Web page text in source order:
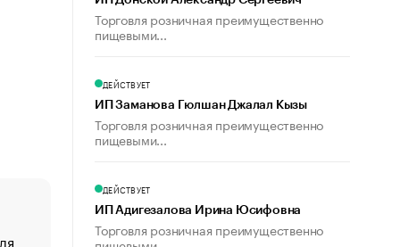
«От спорта тело стареет иначе». Как живет глава
Торговля розничная преимущественно
пищевыми...
ДЕЙСТВУЕТ
ИП Заманова Гюлшан Джалал Кызы
Торговля розничная преимущественно
пищевыми...
ДЕЙСТВУЕТ
ИП Адигезалова Ирина Юсифовна
Торговля розничная преимущественно